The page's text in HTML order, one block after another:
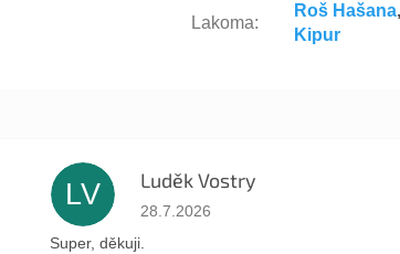
Lakoma:
Roš Hašana
Kipur
LV Luděk Vostry
Hodnocení obchodu je 5 z 5
28.7.2026
Super, děkuji.